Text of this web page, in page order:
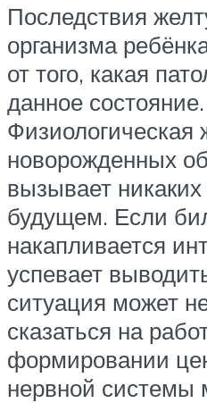
Последствия
организма
от того, какая
данное состояние.
Физиологическая
новорожденных
вызывает
будущем. Если
накапливается
успевает
ситуация может
сказаться на
формировании
нервной системы